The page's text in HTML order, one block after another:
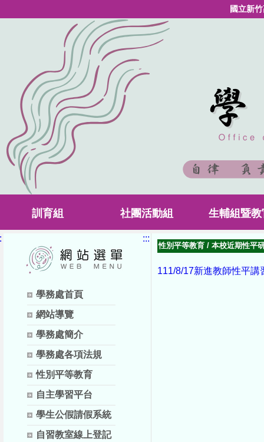
國立新
訓育組 社團活動組 生輔組暨教
學務處首頁
網站導覽
學務處簡介
學務處各項法規
性別平等教育
自主學習平台
學生公假請假系統
自習教室線上登記
:::
性別平等教育 / 本校近期性平
111/8/17新進教師性平講